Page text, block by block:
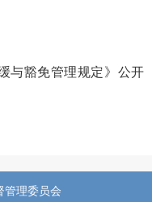
与豁免管理规定》公开
管理委员会